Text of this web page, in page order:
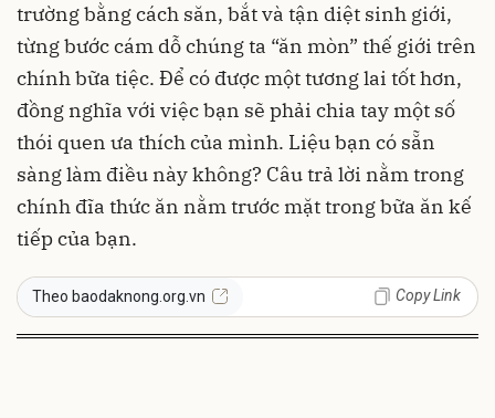
trường bằng cách săn, bắt và tận diệt sinh giới,
từng bước cám dỗ chúng ta “ăn mòn” thế giới trên
chính bữa tiệc. Để có được một tương lai tốt hơn,
đồng nghĩa với việc bạn sẽ phải chia tay một số
thói quen ưa thích của mình. Liệu bạn có sẵn
sàng làm điều này không? Câu trả lời nằm trong
chính đĩa thức ăn nằm trước mặt trong bữa ăn kế
tiếp của bạn.
Theo baodaknong.org.vn Copy Link